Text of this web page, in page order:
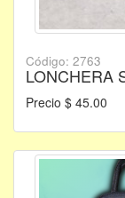
Código: 2763
LONCHERA
Precio $ 45.00